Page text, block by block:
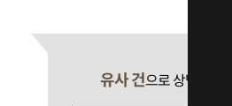
유사 건으로 상담 필요 시